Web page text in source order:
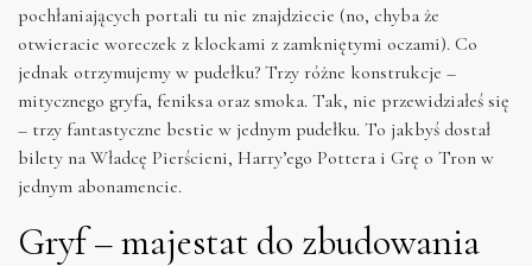
pochłaniających portali tu nie znajdziecie (no, chyba że
otwieracie woreczek z klockami z zamkniętymi oczami). Co
jednak otrzymujemy w pudełku? Trzy różne konstrukcje –
mitycznego gryfa, feniksa oraz smoka. Tak, nie przewidziałeś się
– trzy fantastyczne bestie w jednym pudełku. To jakbyś dostał
bilety na Władcę Pierścieni, Harry’ego Pottera i Grę o Tron w
jednym abonamencie.
Gryf – majestat do zbudowania